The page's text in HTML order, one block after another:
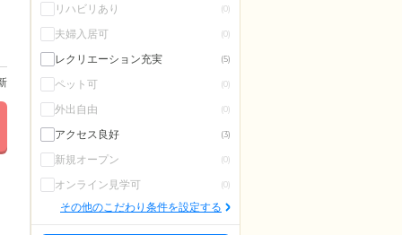
リハビリあり (0)
夫婦入居可 (0)
レクリエーション充実 (5)
ペット可 (0)
外出自由 (0)
アクセス良好 (3)
新規オープン (0)
オンライン見学可 (0)
その他のこだわり条件を設定する